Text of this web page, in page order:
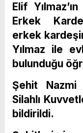
Elif
Erkek
erkek
Yılmaz ile
bulunduğu
Şehit Nazmi
Silahlı
bildirildi.